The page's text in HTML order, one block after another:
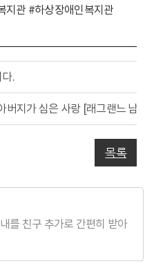
지관 #하상장애인복지관
.
버지가 심은 사랑 [래그랜느 남기
목록
를 친구 추가로 간편히 받아